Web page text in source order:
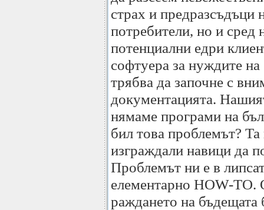
страх и предразсъдъци
потребители, но и сред
потенциални едри
софтуера за нуждите
трябва да започне с
документацията.
нямаме програми на
бил това проблемът?
изграждали навици да
Проблемът ни е в
елементарно HOW-TO.
раждането на бъдещата